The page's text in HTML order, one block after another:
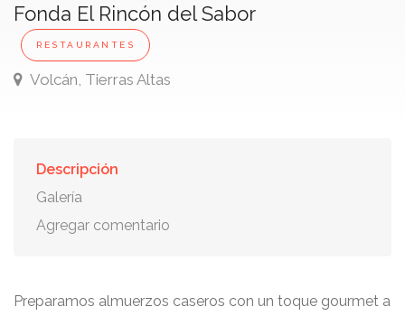
Fonda El Rincón del Sabor
RESTAURANTES
Volcán, Tierras Altas
Descripción
Galería
Agregar comentario
Preparamos almuerzos caseros con un toque gourmet a